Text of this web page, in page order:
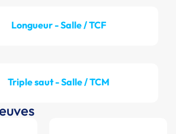
Longueur - Salle / TCF
Triple saut - Salle / TCM